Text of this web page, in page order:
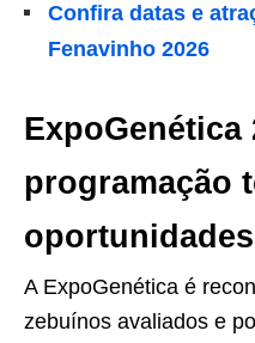
Confira datas e
Fenavinho 2026
ExpoGenética
programação
A ExpoGenética é
zebuínos avaliados e